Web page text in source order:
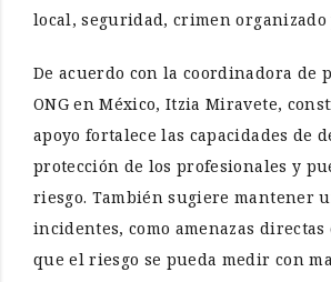
local, seguridad, crimen
De acuerdo con la coordinadora de
ONG en México, Itzia Miravete,
apoyo fortalece las capacidades de
protección de los profesionales y
riesgo. También sugiere mantener
incidentes, como amenazas
que el riesgo se pueda medir con